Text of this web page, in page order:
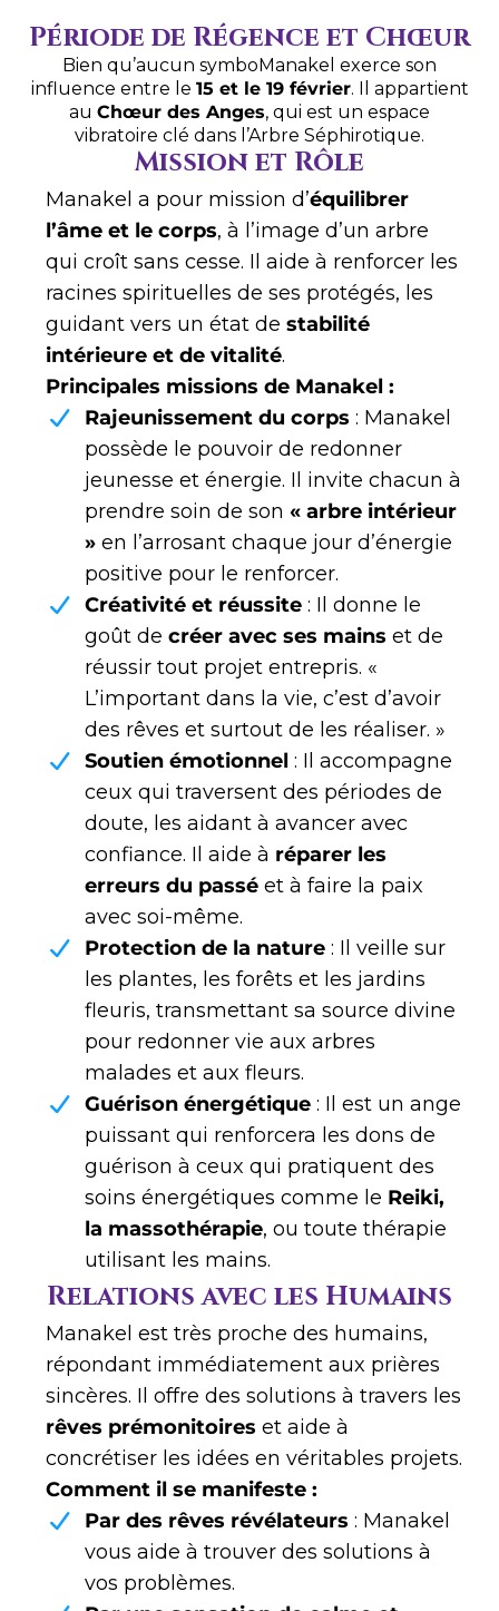
Période de Régence et Chœur
Bien qu’aucun symboManakel exerce son
influence entre le 15 et le 19 février. Il appartient
au Chœur des Anges, qui est un espace
vibratoire clé dans l’Arbre Séphirotique.
Mission et Rôle
Manakel a pour mission d’équilibrer
l’âme et le corps, à l’image d’un arbre
qui croît sans cesse. Il aide à renforcer les
racines spirituelles de ses protégés, les
guidant vers un état de stabilité
intérieure et de vitalité.
Principales missions de Manakel :
Rajeunissement du corps : Manakel
possède le pouvoir de redonner
jeunesse et énergie. Il invite chacun à
prendre soin de son « arbre intérieur
» en l’arrosant chaque jour d’énergie
positive pour le renforcer.
Créativité et réussite : Il donne le
goût de créer avec ses mains et de
réussir tout projet entrepris. «
L’important dans la vie, c’est d’avoir
des rêves et surtout de les réaliser. »
Soutien émotionnel : Il accompagne
ceux qui traversent des périodes de
doute, les aidant à avancer avec
confiance. Il aide à réparer les
erreurs du passé et à faire la paix
avec soi-même.
Protection de la nature : Il veille sur
les plantes, les forêts et les jardins
fleuris, transmettant sa source divine
pour redonner vie aux arbres
malades et aux fleurs.
Guérison énergétique : Il est un ange
puissant qui renforcera les dons de
guérison à ceux qui pratiquent des
soins énergétiques comme le Reiki,
la massothérapie, ou toute thérapie
utilisant les mains.
Relations avec les Humains
Manakel est très proche des humains,
répondant immédiatement aux prières
sincères. Il offre des solutions à travers les
rêves prémonitoires et aide à
concrétiser les idées en véritables projets.
Comment il se manifeste :
Par des rêves révélateurs : Manakel
vous aide à trouver des solutions à
vos problèmes.